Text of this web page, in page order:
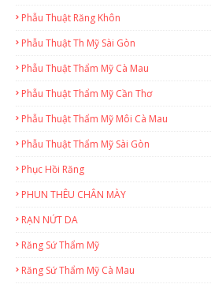
Phẫu Thuật Răng Khôn
Phẫu Thuật Th Mỹ Sài Gòn
Phẫu Thuật Thẩm Mỹ Cà Mau
Phẫu Thuật Thẩm Mỹ Cần Thơ
Phẫu Thuật Thẩm Mỹ Môi Cà Mau
Phẫu Thuật Thẩm Mỹ Sài Gòn
Phục Hồi Răng
PHUN THÊU CHÂN MÀY
RẠN NỨT DA
Răng Sứ Thẩm Mỹ
Răng Sứ Thẩm Mỹ Cà Mau